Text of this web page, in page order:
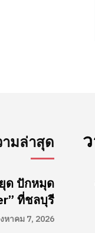
มล่าสุด
ด ปักหมุด
ที่ชลบุรี
หาคม 7, 2026